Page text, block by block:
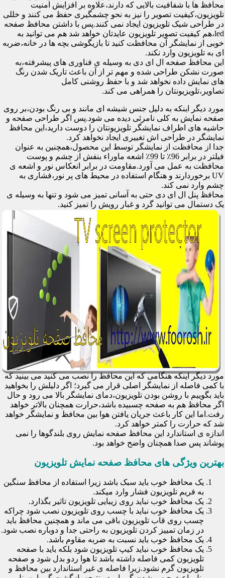
محافظ ها با شفافیت بالایی که دارند،علاوه بر افزایش امنیت
تلویزیون،کیفیت تصویر را نیز به نحو چشمگیری حفظ می کنند و خللی
در طراحی شیک تلویزیون ایجاد نمی کنند.پس با داشتن محافظ صفحه
led،هم کیفیت تصویر تلویزیون عایدتان خواهد شد هم می توانید به
خوبی از نمایشگر آن محافظت کنید تا بازیگوشی بچه ها در خانه،ضربه
ای به تلویزیون وارد نکند.
این محافظ صفحه ال ای دی به وسیله ی فناوری های پیشرفته،به
صورت نشکن طراحی شده و مهم تر از آن باعث تاریک شدن رنگ
های نمایش داده نخواهد شد و با حفظ روشنی کامل
تصاویر،تلویزیونتان را همراهی می کند.
مورد دیگر اینکه به دلیل جنس شیشه ای مانند و بی رنگ بودن،بر روی
صفحه نمایش به کلی نامرئی دیده می شود.پس اگر طراحی صفحه و
حاشیه های اطراف نمایشگر تلویزیونتان را دوست دارید،این محافظ
نمایشگر در طراحی اش تغییری ایجاد نخواهد کرد.
جدا از محافظت از نمایشگر توسط این محصول،همچنین به عنوان
فیلتر در برابر 96٪ تا 99٪ اشعه ماوراء بنفش از چشم و پوست
محافظت به عمل می آورد.مقاومت در برابر انعکاس نور و اشعه ی
UV برخوردارند و هنگام استفاده در محیط های پر نور،فشاری به
چشم وارد نمی کند.
محافظ پنل ال ای دی حتی به آسانی تمیز می شود و تنها به وسیله ی
یک دستمال می توانید گرد و غبار رویش را تمیز کنید.
مورد دیگر اینکه هنگامی که این محافظ را نصب می کنید می بینید که
با کمی فاصله از نمایشگر اصلی قرار می گیرد؛ اگر دلیلش را بخواهید
باید بگوییم با روشن بودن تلویزیون،دمای نمایشگر بالا می رود و حال
اگر محافظ هم به صفحه چسبیده باشد،حرارت همچنان بالاتر خواهد
رفت.اما این کار باعث جریان یافتن هوا بین محافظ و نمایشگر خواهد
شد که حرارت را کمتر خواهد کرد.
اندازه ی استاندارد این محافظ صفحه نمایش روی بلندگوها را نمی
پوشاند پس صدا همچنان واضح خواهد بود.
بهترین ویژگی های محافظ صفحه نمایش تلویزیون
یک محافظ خوب باید سبک باشد زیرا استفاده از محافظ سنگین
به فریم تلویزیون فشار وارد میکند.
یک محافظ خوب نباید روی زیبایی تلویزیون تاثیر بگذارد.
یک محافظ خوب نباید با چسب روی تلویزیون نصب شود چراکه
چسب روی قاب تلویزیون باقی می ماند و همچنین محافظ باید
در زمان تمییز کردن تلویزیون به راحتی جدا و دوباره نصب شود.
یک محافظ خوب باید نسبت به ضربه مقاوم باشد.
یک محافظ خوب نباید کیپ تلویزیون شود بلکه باید با صفحه
تلویزیون کمی فاصله داشته باشد تا هوا ردو بدل شود و صفحه
تلویزیون گرم نشود.زیرا فاصله ی غیر استاندارد بین محافظ و